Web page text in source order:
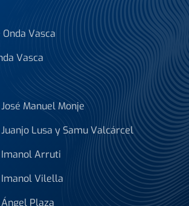
Vasca
Vasca
Manuel Monje
Lusa y Samu Valcárcel
Imanol Arruti
Imanol Vilella
Plaza